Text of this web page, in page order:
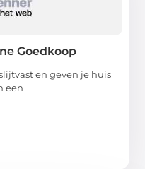
Goedkoop
en geven je huis
een